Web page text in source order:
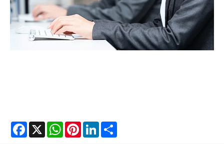
Facebook
X WhatsAppPinterestLinkedIn